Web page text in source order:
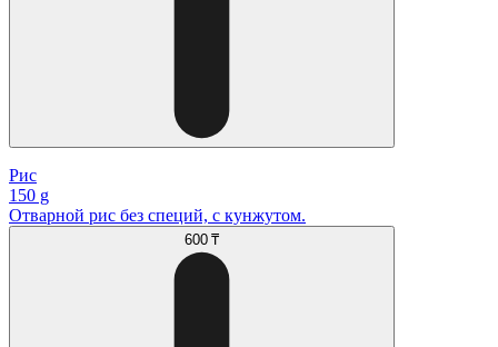
Рис
150 g
Отварной рис без специй, с кунжутом.
600 ₸